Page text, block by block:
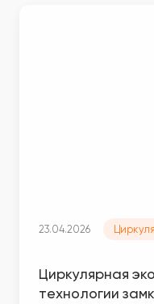
23.04.2026
Циркулярная
технологии